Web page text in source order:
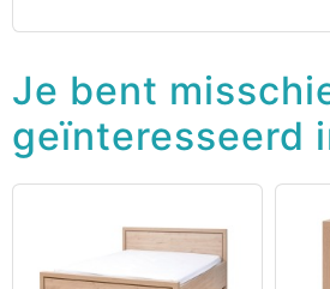
Je bent
geïnteresseerd